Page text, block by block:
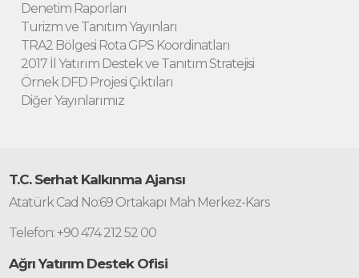
Denetim Raporları
Turizm ve Tanıtım Yayınları
TRA2 Bölgesi Rota GPS Koordinatları
2017 İl Yatırım Destek ve Tanıtım Stratejisi
Örnek DFD Projesi Çıktıları
Diğer Yayınlarımız
T.C. Serhat Kalkınma Ajansı
Atatürk Cad No:69 Ortakapı Mah Merkez-Kars
Telefon: +90 474 212 52 00
Ağrı Yatırım Destek Ofisi